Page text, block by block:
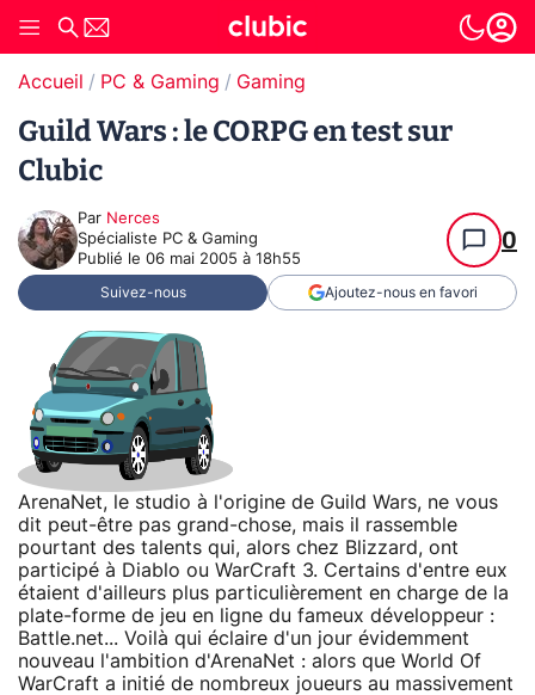
Accueil PC & Gaming Gaming
Guild Wars : le CORPG en test sur
Clubic
Par Nerces
Spécialiste PC & Gaming
Publié le 06 mai 2005 à 18h55
0
Suivez-nous Ajoutez-nous en favori
ArenaNet, le studio à l'origine de Guild Wars, ne vous
dit peut-être pas grand-chose, mais il rassemble
pourtant des talents qui, alors chez Blizzard, ont
participé à Diablo ou WarCraft 3. Certains d'entre eux
étaient d'ailleurs plus particulièrement en charge de la
plate-forme de jeu en ligne du fameux développeur :
Battle.net... Voilà qui éclaire d'un jour évidemment
nouveau l'ambition d'ArenaNet : alors que World Of
WarCraft a initié de nombreux joueurs au massivement